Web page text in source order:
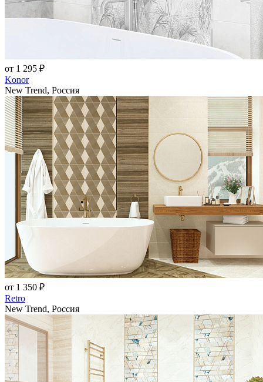
от 1 295 ₽
Konor
New Trend, Россия
от 1 350 ₽
Retro
New Trend, Россия